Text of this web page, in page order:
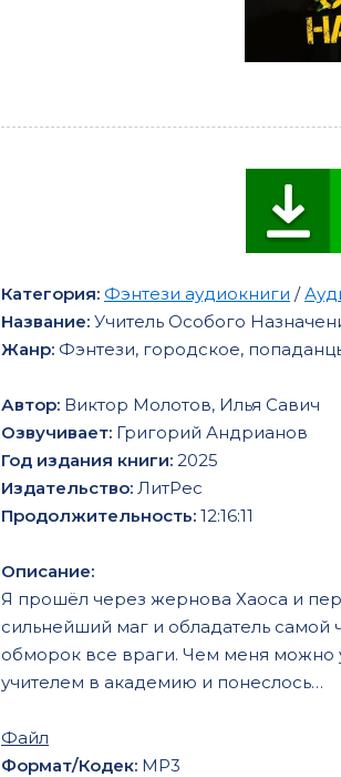
Категория: Фэнтези аудиокниги /
Название: Учитель Особого
Жанр: Фэнтези, городское,
Автор: Виктор Молотов, Илья Савич
Озвучивает: Григорий Андрианов
Год издания книги: 2025
Издательство: ЛитРес
Продолжительность: 12:16:11
Описание:
Я прошёл через жернова Хаоса и
сильнейший маг и обладатель
обморок все враги. Чем меня можно
учителем в академию и понеслось…
Файл
Формат/Кодек: МР3